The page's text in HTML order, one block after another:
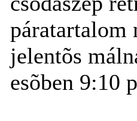
páratartalom
jelentõs
esõben 9:10